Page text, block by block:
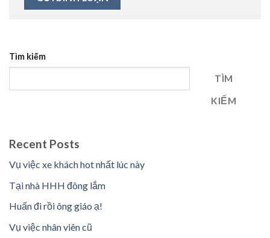
Tìm kiếm
TÌM
KIẾM
Recent Posts
Vụ việc xe khách hot nhất lúc này
Tại nhà HHH đông lắm
Huấn đi rồi ông giáo ạ!
Vụ việc nhân viên cũ